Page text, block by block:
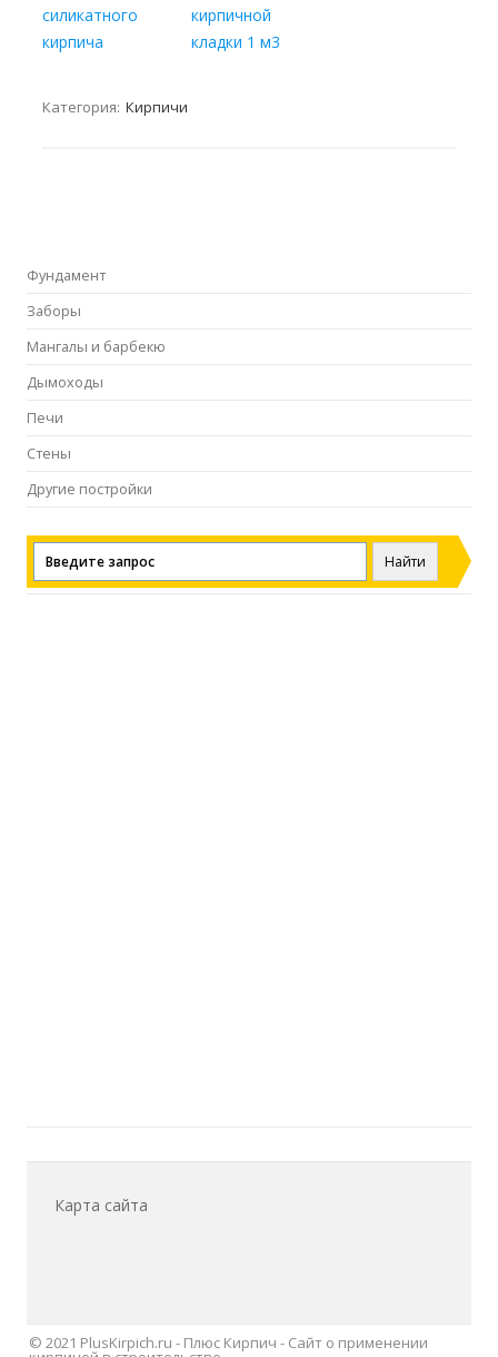
силикатного
кирпича
кирпичной
кладки 1 м3
Категория: Кирпичи
Фундамент
Заборы
Мангалы и барбекю
Дымоходы
Печи
Стены
Другие постройки
Карта сайта
© 2021 PlusKirpich.ru - Плюс Кирпич - Сайт о применении